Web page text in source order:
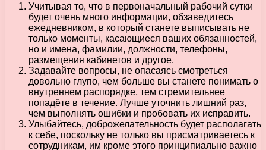
Учитывая то, что в первоначальный рабочий сутки
будет очень много информации, обзаведитесь
ежедневником, в который станете выписывать не
только моменты, касающиеся ваших обязанностей,
но и имена, фамилии, должности, телефоны,
размещения кабинетов и другое.
Задавайте вопросы, не опасаясь смотреться
довольно глупо, чем больше вы станете понимать о
внутреннем распорядке, тем стремительнее
попадёте в течение. Лучше уточнить лишний раз,
чем выполнять ошибки и пробовать их исправить.
Улыбайтесь, доброжелательность будет располагать
к себе, поскольку не только вы присматриваетесь к
сотрудникам, им кроме этого принципиально важно